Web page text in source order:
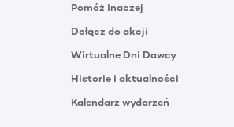
Pomóż inaczej
Dołącz do akcji
Wirtualne Dni Dawcy
Historie i aktualności
Kalendarz wydarzeń